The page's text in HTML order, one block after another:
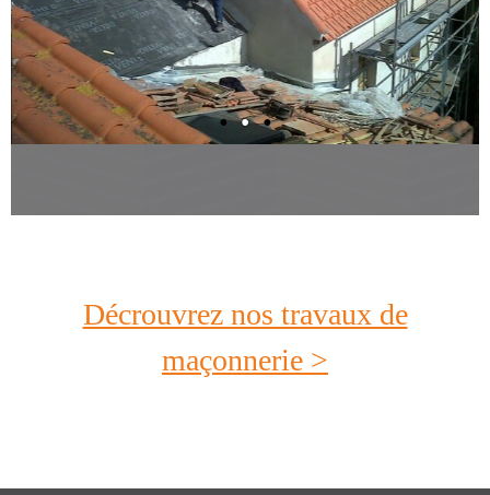
Décrouvrez nos travaux de
maçonnerie >